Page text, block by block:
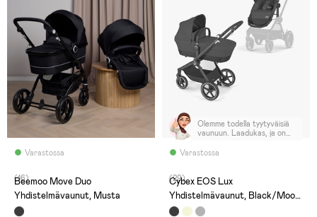
Varastossa
(16)
Beemoo Move Duo
Yhdistelmävaunut, Musta
Varastossa
Olemme todella tyytyväisiä
vaunuun. Laadukas, ja on
(29)
Cybex EOS Lux
Yhdistelmävaunut, Black/Moon
Black